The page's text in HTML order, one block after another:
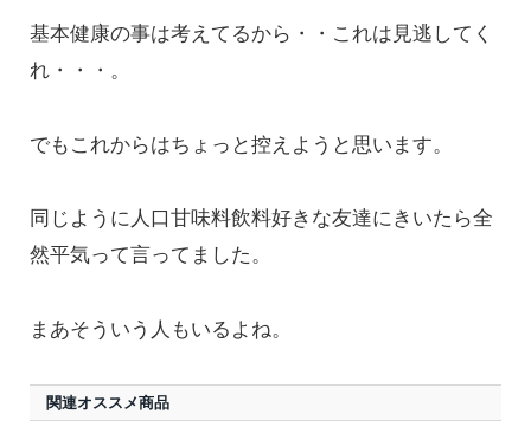
基本健康の事は考えてるから・・これは見逃してく
れ・・・。
でもこれからはちょっと控えようと思います。
同じように人口甘味料飲料好きな友達にきいたら全
然平気って言ってました。
まあそういう人もいるよね。
関連オススメ商品